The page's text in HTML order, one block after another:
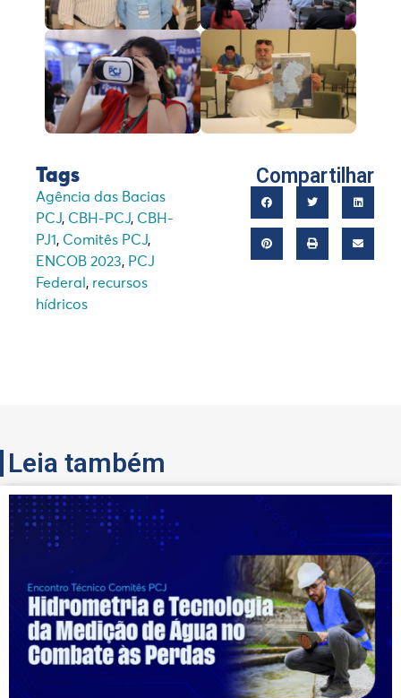
Tags
Agência das Bacias
PCJ, CBH-PCJ, CBH-
PJ1, Comitês PCJ,
ENCOB 2023, PCJ
Federal , recursos
hídricos
Compartilhar
Leia também